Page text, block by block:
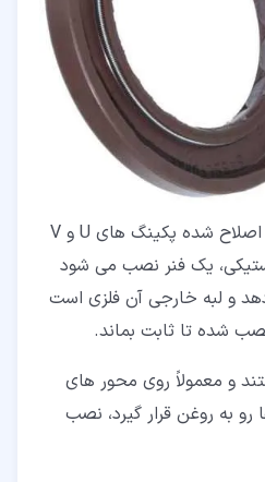
کاسه نمد ها در واقع شکل اصلاح شده پکینگ های U و V
یک فنر نصب می شود
و لبه خارجی آن فلزی است
شده تا ثابت بماند.
و معمولاً روی محور های
رو به روغن قرار گیرد، نصب